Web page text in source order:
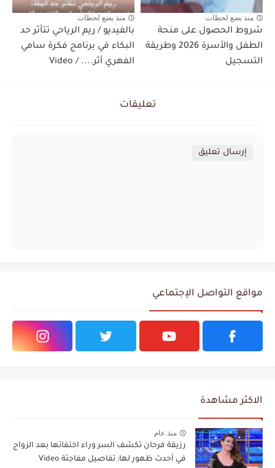
منذ بضع لحظات
شروط الحصول على منحة
الطفل والأسرة 2026 وطريقة
التسجيل
منذ بضع لحظات
بالفيديو / ريم الرياحي تتأثر حد
البكاء في برنامج فكرة سامي
الفهري أثر.... / Video
تعليقات
إرسال تعليق
مواقع التواصل الإجتماعي
الاكثر مشاهدة
منذ عام
رزيقة فرحان تكشف السر وراء اختفائها بعد الزواج
في أحدث ظهور لها: تفاصيل مفاجئة Video